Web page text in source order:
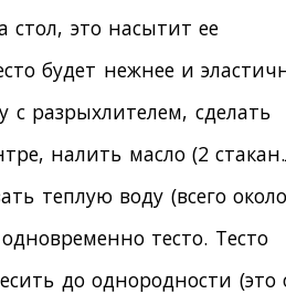
стол, это насытит ее
будет нежнее и
с разрыхлителем, сделать
налить масло (2
теплую воду (всего
тесто. Тесто
до однородности (это